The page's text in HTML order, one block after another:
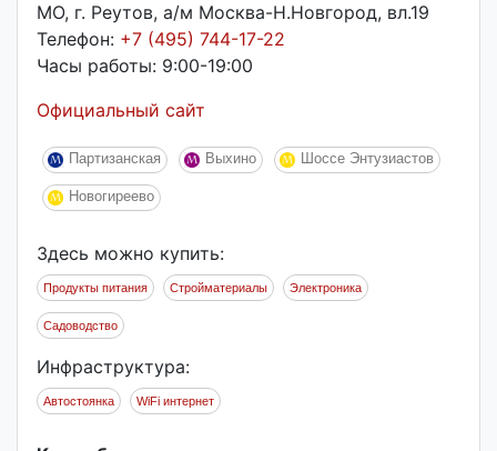
МО, г. Реутов, а/м Москва-Н.Новгород, вл.19
Телефон: +7 (495) 744-17-22
Часы работы: 9:00-19:00
Официальный сайт
Партизанская Выхино Шоссе Энтузиастов
Новогиреево
Здесь можно купить:
Продукты питания Стройматериалы Электроника
Садоводство
Инфраструктура:
Автостоянка WiFi интернет